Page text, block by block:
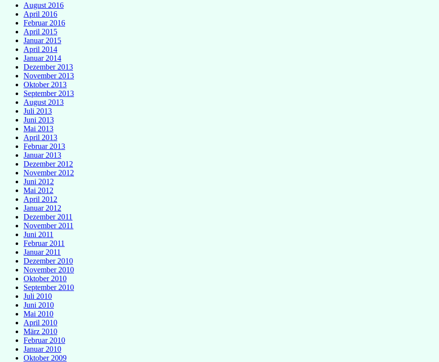
August 2016
April 2016
Februar 2016
April 2015
Januar 2015
April 2014
Januar 2014
Dezember 2013
November 2013
Oktober 2013
September 2013
August 2013
Juli 2013
Juni 2013
Mai 2013
April 2013
Februar 2013
Januar 2013
Dezember 2012
November 2012
Juni 2012
Mai 2012
April 2012
Januar 2012
Dezember 2011
November 2011
Juni 2011
Februar 2011
Januar 2011
Dezember 2010
November 2010
Oktober 2010
September 2010
Juli 2010
Juni 2010
Mai 2010
April 2010
März 2010
Februar 2010
Januar 2010
Oktober 2009